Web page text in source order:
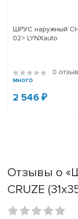
ШРУС наружный
02> LYNXauto
0
много
2 546 ₽
Отзывы о
CRUZE